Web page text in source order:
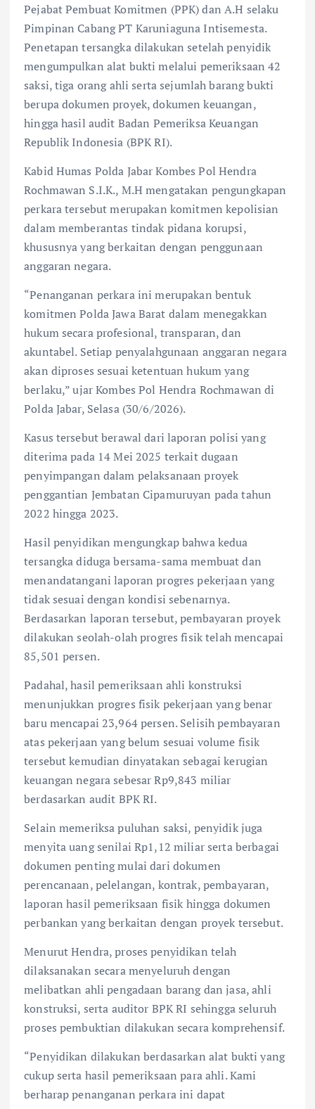
Pejabat Pembuat Komitmen (PPK) dan A.H selaku
Pimpinan Cabang PT Karuniaguna Intisemesta.
Penetapan tersangka dilakukan setelah penyidik
mengumpulkan alat bukti melalui pemeriksaan 42
saksi, tiga orang ahli serta sejumlah barang bukti
berupa dokumen proyek, dokumen keuangan,
hingga hasil audit Badan Pemeriksa Keuangan
Republik Indonesia (BPK RI).
Kabid Humas Polda Jabar Kombes Pol Hendra
Rochmawan S.I.K., M.H mengatakan pengungkapan
perkara tersebut merupakan komitmen kepolisian
dalam memberantas tindak pidana korupsi,
khususnya yang berkaitan dengan penggunaan
anggaran negara.
“Penanganan perkara ini merupakan bentuk
komitmen Polda Jawa Barat dalam menegakkan
hukum secara profesional, transparan, dan
akuntabel. Setiap penyalahgunaan anggaran negara
akan diproses sesuai ketentuan hukum yang
berlaku,” ujar Kombes Pol Hendra Rochmawan di
Polda Jabar, Selasa (30/6/2026).
Kasus tersebut berawal dari laporan polisi yang
diterima pada 14 Mei 2025 terkait dugaan
penyimpangan dalam pelaksanaan proyek
penggantian Jembatan Cipamuruyan pada tahun
2022 hingga 2023.
Hasil penyidikan mengungkap bahwa kedua
tersangka diduga bersama-sama membuat dan
menandatangani laporan progres pekerjaan yang
tidak sesuai dengan kondisi sebenarnya.
Berdasarkan laporan tersebut, pembayaran proyek
dilakukan seolah-olah progres fisik telah mencapai
85,501 persen.
Padahal, hasil pemeriksaan ahli konstruksi
menunjukkan progres fisik pekerjaan yang benar
baru mencapai 23,964 persen. Selisih pembayaran
atas pekerjaan yang belum sesuai volume fisik
tersebut kemudian dinyatakan sebagai kerugian
keuangan negara sebesar Rp9,843 miliar
berdasarkan audit BPK RI.
Selain memeriksa puluhan saksi, penyidik juga
menyita uang senilai Rp1,12 miliar serta berbagai
dokumen penting mulai dari dokumen
perencanaan, pelelangan, kontrak, pembayaran,
laporan hasil pemeriksaan fisik hingga dokumen
perbankan yang berkaitan dengan proyek tersebut.
Menurut Hendra, proses penyidikan telah
dilaksanakan secara menyeluruh dengan
melibatkan ahli pengadaan barang dan jasa, ahli
konstruksi, serta auditor BPK RI sehingga seluruh
proses pembuktian dilakukan secara komprehensif.
“Penyidikan dilakukan berdasarkan alat bukti yang
cukup serta hasil pemeriksaan para ahli. Kami
berharap penanganan perkara ini dapat